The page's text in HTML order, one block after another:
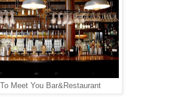
Meet You Bar&Restaurant